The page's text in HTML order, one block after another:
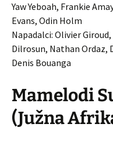
Yaw Yeboah, Frankie
Evans, Odin Holm
Napadalci: Olivier
Dilrosun, Nathan Ordaz,
Denis Bouanga
Mamelodi
(Južna